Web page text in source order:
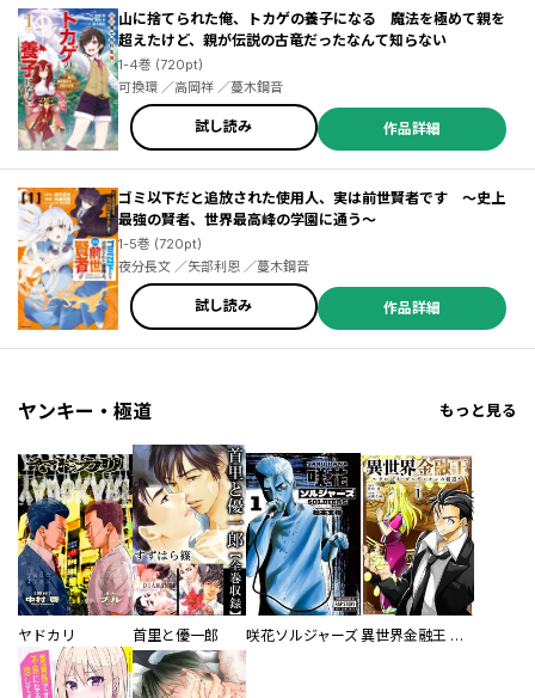
山に捨てられた俺、トカゲの養子になる 魔法を極めて親を
超えたけど、親が伝説の古竜だったなんて知らない
1-4巻 (720pt)
可換環 ／高岡祥 ／蔓木鋼音
試し読み 作品詳細
ゴミ以下だと追放された使用人、実は前世賢者です ～史上
最強の賢者、世界最高峰の学園に通う～
1-5巻 (720pt)
夜分長文 ／矢部利恩 ／蔓木鋼音
試し読み 作品詳細
ヤンキー・極道 もっと見る
ヤドカリ 首里と優一郎 咲花ソルジャーズ 異世界金融王 ～クローネ・ゴルディオンの覇道～